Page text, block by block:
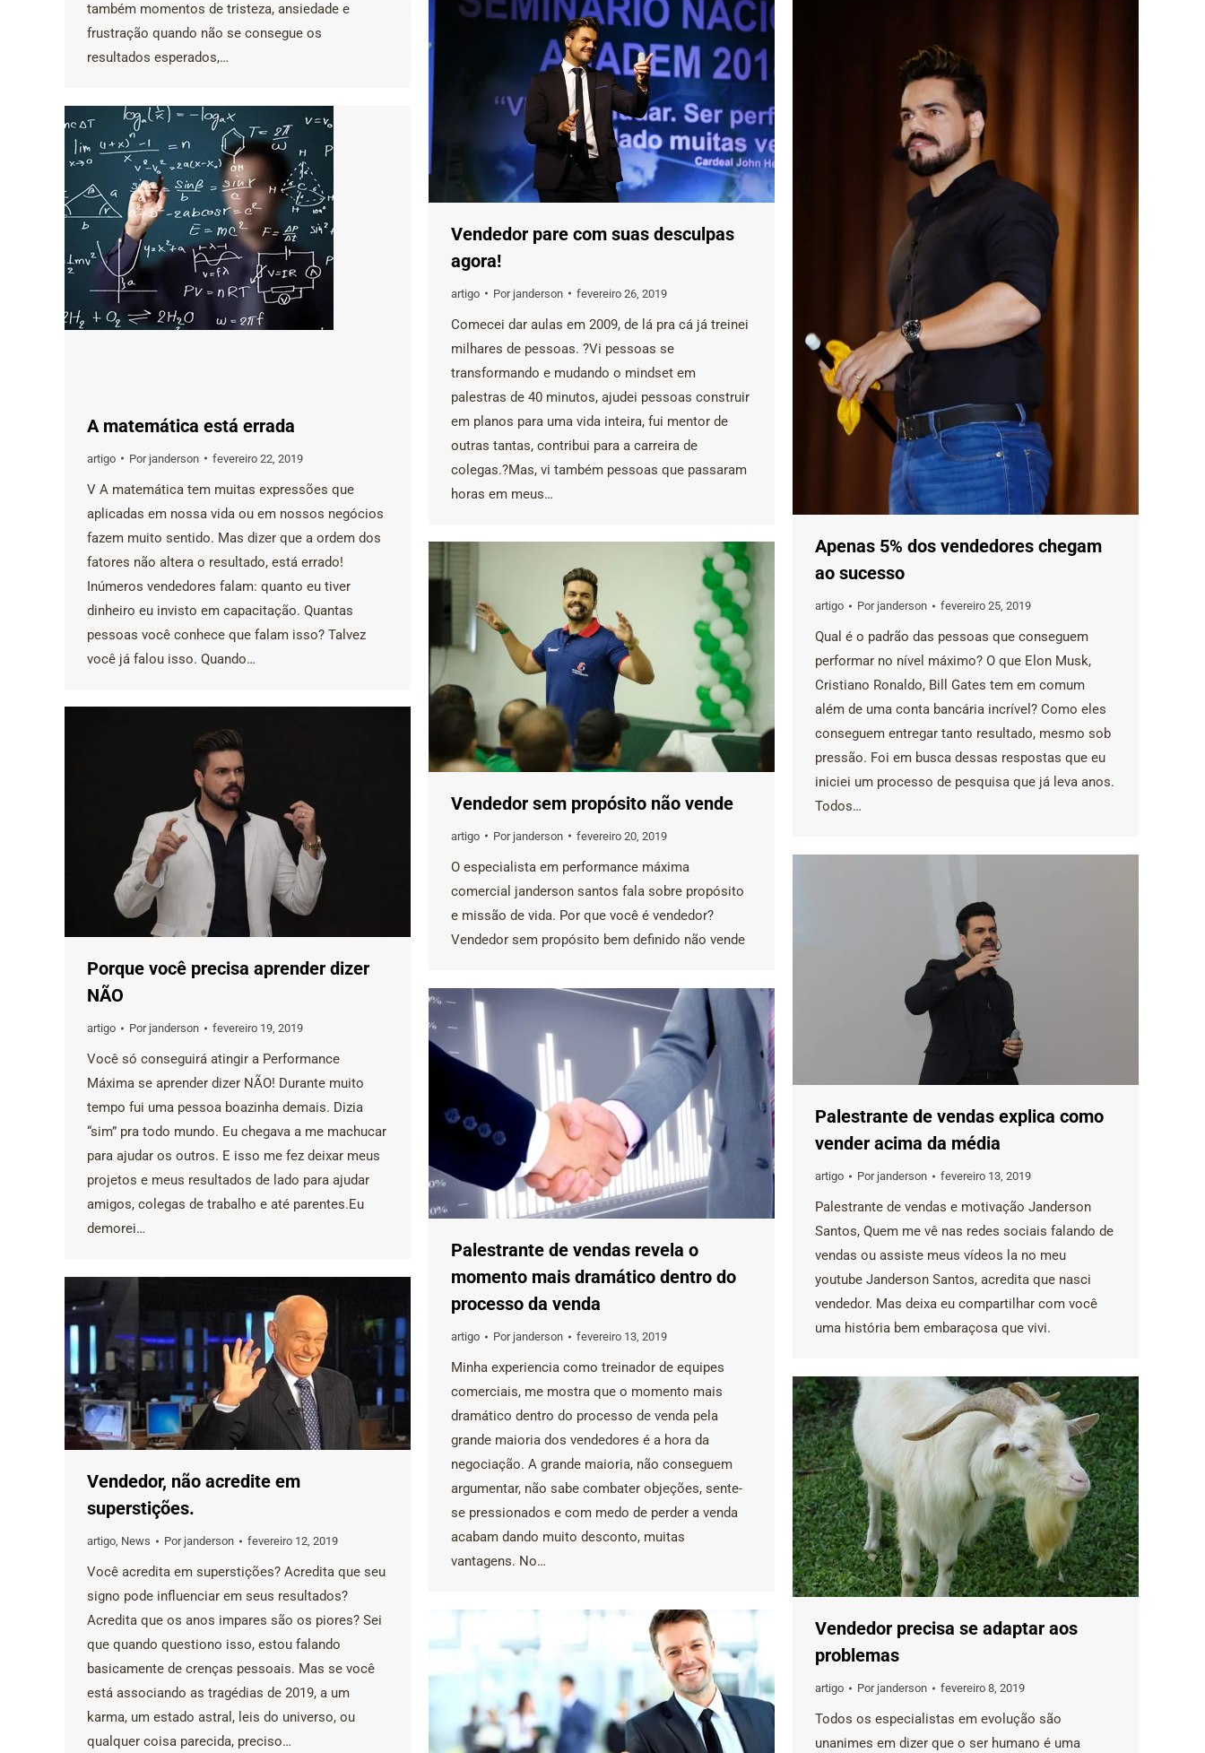
também momentos de tristeza, ansiedade e
frustração quando não se consegue os
resultados esperados,…
Vendedor pare com suas desculpas
agora!
artigo Por janderson fevereiro 26, 2019
Comecei dar aulas em 2009, de lá pra cá já treinei
milhares de pessoas. ?Vi pessoas se
transformando e mudando o mindset em
palestras de 40 minutos, ajudei pessoas construir
em planos para uma vida inteira, fui mentor de
outras tantas, contribui para a carreira de
colegas.?Mas, vi também pessoas que passaram
horas em meus…
Apenas 5% dos vendedores chegam
ao sucesso
artigo Por janderson fevereiro 25, 2019
Qual é o padrão das pessoas que conseguem
performar no nível máximo? O que Elon Musk,
Cristiano Ronaldo, Bill Gates tem em comum
além de uma conta bancária incrível? Como eles
conseguem entregar tanto resultado, mesmo sob
pressão. Foi em busca dessas respostas que eu
iniciei um processo de pesquisa que já leva anos.
Todos…
A matemática está errada
artigo Por janderson fevereiro 22, 2019
V A matemática tem muitas expressões que
aplicadas em nossa vida ou em nossos negócios
fazem muito sentido. Mas dizer que a ordem dos
fatores não altera o resultado, está errado!
Inúmeros vendedores falam: quanto eu tiver
dinheiro eu invisto em capacitação. Quantas
pessoas você conhece que falam isso? Talvez
você já falou isso. Quando…
Vendedor sem propósito não vende
artigo Por janderson fevereiro 20, 2019
O especialista em performance máxima
comercial janderson santos fala sobre propósito
e missão de vida. Por que você é vendedor?
Vendedor sem propósito bem definido não vende
Porque você precisa aprender dizer
NÃO
artigo Por janderson fevereiro 19, 2019
Você só conseguirá atingir a Performance
Máxima se aprender dizer NÃO! Durante muito
tempo fui uma pessoa boazinha demais. Dizia
“sim” pra todo mundo. Eu chegava a me machucar
para ajudar os outros. E isso me fez deixar meus
projetos e meus resultados de lado para ajudar
amigos, colegas de trabalho e até parentes.Eu
demorei…
Palestrante de vendas explica como
vender acima da média
artigo Por janderson fevereiro 13, 2019
Palestrante de vendas e motivação Janderson
Santos, Quem me vê nas redes sociais falando de
vendas ou assiste meus vídeos la no meu
youtube Janderson Santos, acredita que nasci
vendedor. Mas deixa eu compartilhar com você
uma história bem embaraçosa que vivi.
Palestrante de vendas revela o
momento mais dramático dentro do
processo da venda
artigo Por janderson fevereiro 13, 2019
Minha experiencia como treinador de equipes
comerciais, me mostra que o momento mais
dramático dentro do processo de venda pela
grande maioria dos vendedores é a hora da
negociação. A grande maioria, não conseguem
argumentar, não sabe combater objeções, sente-
se pressionados e com medo de perder a venda
acabam dando muito desconto, muitas
vantagens. No…
Vendedor, não acredite em
superstições.
artigo, News Por janderson fevereiro 12, 2019
Você acredita em superstições? Acredita que seu
signo pode influenciar em seus resultados?
Acredita que os anos impares são os piores? Sei
que quando questiono isso, estou falando
basicamente de crenças pessoais. Mas se você
está associando as tragédias de 2019, a um
karma, um estado astral, leis do universo, ou
qualquer coisa parecida, preciso…
Vendedor precisa se adaptar aos
problemas
artigo Por janderson fevereiro 8, 2019
Todos os especialistas em evolução são
unanimes em dizer que o ser humano é uma